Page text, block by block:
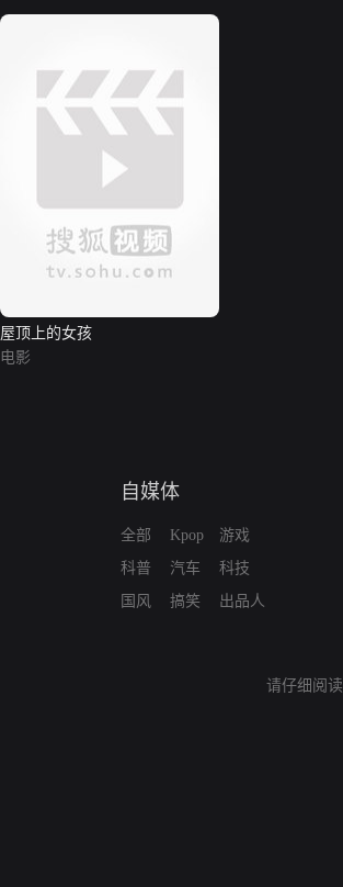
屋顶上的女孩
电影
自媒体
全部
科普
国风
Kpop
汽车
搞笑
游戏
科技
出品人
请仔细阅读